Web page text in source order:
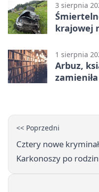
3 sierpnia
krajowej
1 sierpnia
Arbuz,
<< Poprzedni
Cztery nowe
Karkonoszy po